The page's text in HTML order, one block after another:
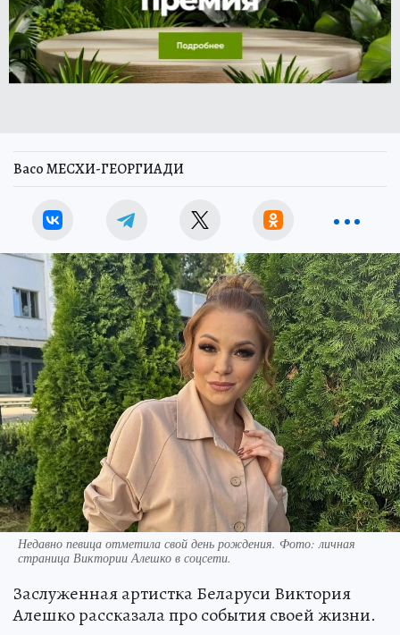
Васо МЕСХИ-ГЕОРГИАДИ
Недавно певица отметила свой день рождения. Фото: личная
страница Виктории Алешко в соцсети.
Заслуженная артистка Беларуси Виктория
Алешко рассказала про события своей жизни.